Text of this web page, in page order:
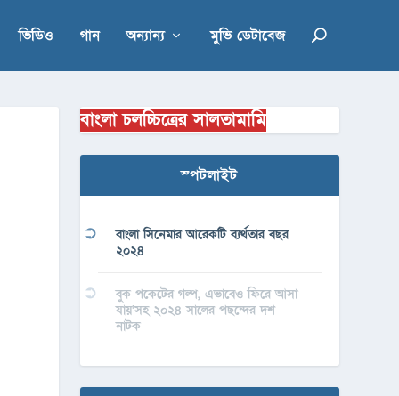
ভিডিও গান অন্যান্য মুভি ডেটাবেজ
বাংলা চলচ্চিত্রের সালতামামি
স্পটলাইট
বাংলা সিনেমার আরেকটি ব্যর্থতার বছর
২০২৪
বুক পকেটের গল্প, এভাবেও ফিরে আসা
যায়’সহ ২০২৪ সালের পছন্দের দশ
নাটক